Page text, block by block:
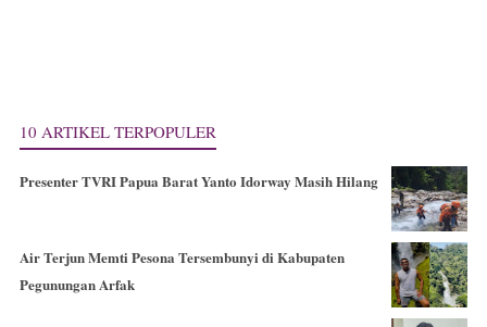
10 ARTIKEL TERPOPULER
Presenter TVRI Papua Barat Yanto Idorway Masih Hilang
Air Terjun Memti Pesona Tersembunyi di Kabupaten
Pegunungan Arfak